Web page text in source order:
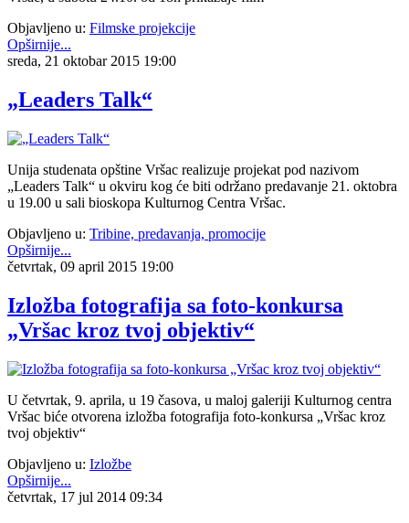
Objavljeno u: Filmske projekcije
Opširnije...
sreda, 21 oktobar 2015 19:00
„Leaders Talk“
Unija studenata opštine Vršac realizuje projekat pod nazivom
„Leaders Talk“ u okviru kog će biti održano predavanje 21. oktobra
u 19.00 u sali bioskopa Kulturnog Centra Vršac.
Objavljeno u: Tribine, predavanja, promocije
Opširnije...
četvrtak, 09 april 2015 19:00
Izložba fotografija sa foto-konkursa
„Vršac kroz tvoj objektiv“
U četvrtak, 9. aprila, u 19 časova, u maloj galeriji Kulturnog centra
Vršac biće otvorena izložba fotografija foto-konkursa „Vršac kroz
tvoj objektiv“
Objavljeno u: Izložbe
Opširnije...
četvrtak, 17 jul 2014 09:34